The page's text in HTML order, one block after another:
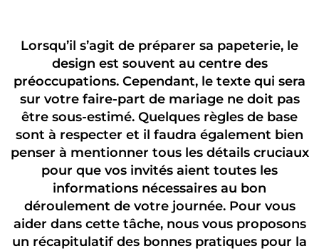
Lorsqu’il s’agit de préparer sa papeterie, le
design est souvent au centre des
préoccupations. Cependant, le texte qui sera
sur votre faire-part de mariage ne doit pas
être sous-estimé. Quelques règles de base
sont à respecter et il faudra également bien
penser à mentionner tous les détails cruciaux
pour que vos invités aient toutes les
informations nécessaires au bon
déroulement de votre journée. Pour vous
aider dans cette tâche, nous vous proposons
un récapitulatif des bonnes pratiques pour la